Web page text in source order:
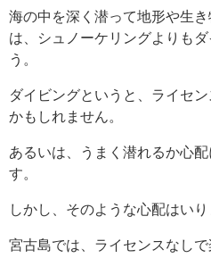
海の中を深く潜って地形や生
は、シュノーケリングよりも
う。
ダイビングというと、ライセ
かもしれません。
あるいは、うまく潜れるか心
す。
しかし、そのような心配はいり
宮古島では、ライセンスなし